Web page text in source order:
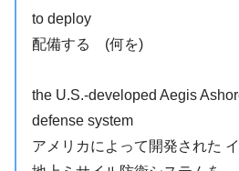
to deploy
配備する (何を)
the U.S.-developed Aegis
defense system
アメリカによって開発された